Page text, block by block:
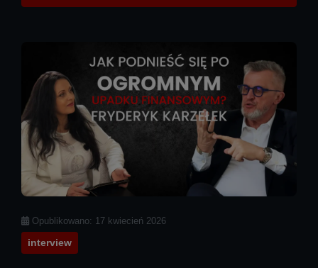
Szczegóły
Opublikowano: 17 kwiecień 2026
interview